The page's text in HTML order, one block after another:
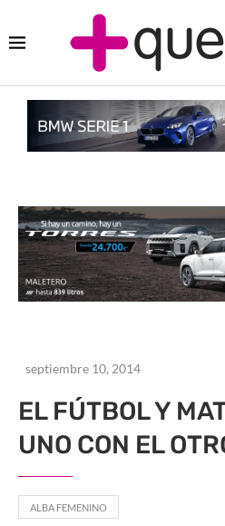
septiembre 10, 2014
EL FÚTBOL Y
UNO CON EL
ALBA FEMENINO